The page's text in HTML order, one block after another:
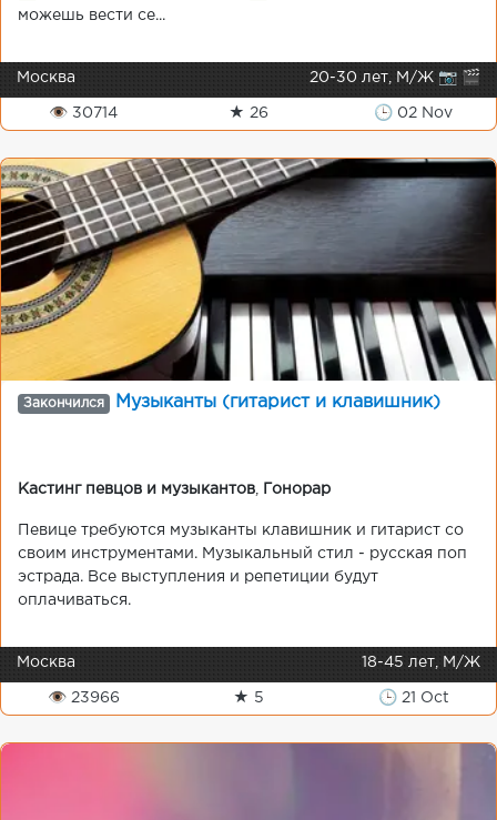
можешь вести се...
Москва 20-30 лет, М/Ж 📷 🎬
👁 30714 ★ 26 🕒 02 Nov
Закончился Музыканты (гитарист и клавишник)
Кастинг певцов и музыкантов Гонорар
Певице требуются музыканты клавишник и гитарист со
своим инструментами. Музыкальный стил - русская поп
эстрада. Все выступления и репетиции будут
оплачиваться.
Москва 18-45 лет, М/Ж
👁 23966 ★ 5 🕒 21 Oct